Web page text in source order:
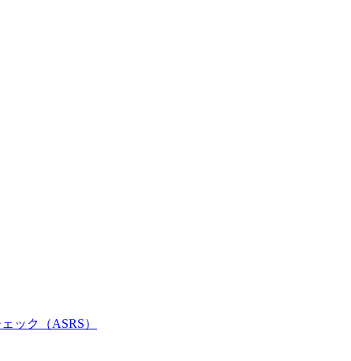
ック（ASRS）